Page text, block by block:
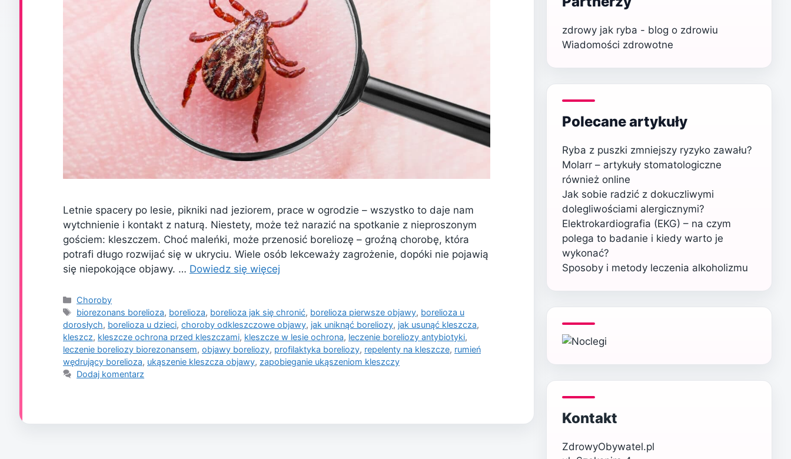
Letnie spacery po lesie, pikniki nad jeziorem, prace w ogrodzie – wszystko to daje nam
wytchnienie i kontakt z naturą. Niestety, może też narazić na spotkanie z nieproszonym
gościem: kleszczem. Choć maleńki, może przenosić boreliozę – groźną chorobę, która
potrafi długo rozwijać się w ukryciu. Wiele osób lekceważy zagrożenie, dopóki nie pojawią
się niepokojące objawy. … Dowiedz się więcej
Kategorie
Choroby
Tagi
biorezonans borelioza, borelioza, borelioza jak się chronić, borelioza pierwsze objawy, borelioza u
dorosłych, borelioza u dzieci, choroby odkleszczowe objawy, jak uniknąć boreliozy, jak usunąć kleszcza,
kleszcz, kleszcze ochrona przed kleszczami, kleszcze w lesie ochrona, leczenie boreliozy antybiotyki,
leczenie boreliozy biorezonansem, objawy boreliozy, profilaktyka boreliozy, repelenty na kleszcze, rumień
wędrujący borelioza, ukąszenie kleszcza objawy, zapobieganie ukąszeniom kleszczy
Dodaj komentarz
zdrowy jak ryba - blog o zdrowiu
Wiadomości zdrowotne
Polecane artykuły
Ryba z puszki zmniejszy ryzyko zawału?
Molarr – artykuły stomatologiczne
również online
Jak sobie radzić z dokuczliwymi
dolegliwościami alergicznymi?
Elektrokardiografia (EKG) – na czym
polega to badanie i kiedy warto je
wykonać?
Sposoby i metody leczenia alkoholizmu
Kontakt
ZdrowyObywatel.pl